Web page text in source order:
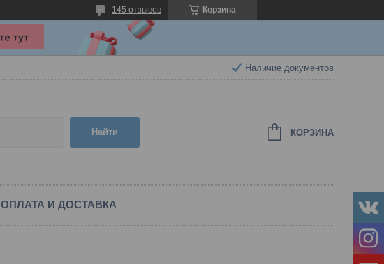
Корзина
145 отзывов
Наличие документов
Найти КОРЗИНА
ОПЛАТА И ДОСТАВКА